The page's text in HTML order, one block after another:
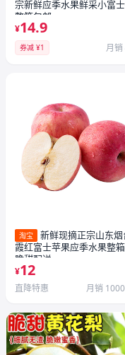
宗新鲜应季水果鲜采小富
整箱包邮
¥14.9
券减 ¥1 月
淘宝
新鲜现摘正宗山东
霞红富士苹果应季水果整
脆甜配送
¥12
直降特惠 月销